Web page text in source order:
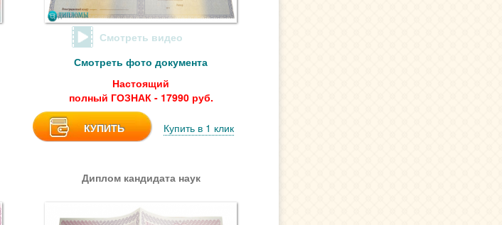
Смотреть видео
Смотреть фото документа
Настоящий
полный ГОЗНАК - 17990 руб.
КУПИТЬ Купить в 1 клик
Диплом кандидата наук